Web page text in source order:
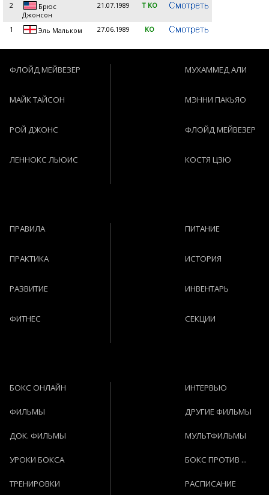
2
Брюс
Джонсон
21.07.1989 T KO
1 Эль Мальком 27.06.1989 KO
ФЛОЙД МЕЙВЕЗЕР
МАЙК ТАЙСОН
РОЙ ДЖОНС
ЛЕННОКС ЛЬЮИС
МУХАММЕД АЛИ
МЭННИ ПАКЬЯО
ФЛОЙД МЕЙВЕЗЕР
КОСТЯ ЦЗЮ
ПРАВИЛА
ПРАКТИКА
РАЗВИТИЕ
ФИТНЕС
ПИТАНИЕ
ИСТОРИЯ
ИНВЕНТАРЬ
СЕКЦИИ
БОКС ОНЛАЙН
ФИЛЬМЫ
ДОК. ФИЛЬМЫ
УРОКИ БОКСА
ТРЕНИРОВКИ
ИНТЕРВЬЮ
ДРУГИЕ ФИЛЬМЫ
МУЛЬТФИЛЬМЫ
БОКС ПРОТИВ ...
РАСПИСАНИЕ